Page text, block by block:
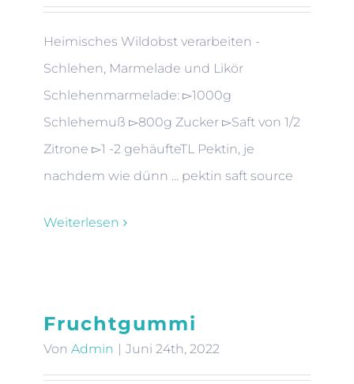
Heimisches Wildobst verarbeiten -
Schlehen, Marmelade und Likör
Schlehenmarmelade: ▻1000g
Schlehemuß ▻800g Zucker ▻Saft von 1/2
Zitrone ▻1 -2 gehäufteTL Pektin, je
nachdem wie dünn ... pektin saft source
Weiterlesen
Fruchtgummi
Von Admin | Juni 24th, 2022